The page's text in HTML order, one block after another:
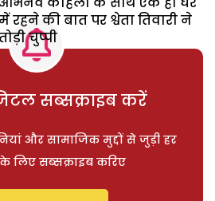
रहने की बात पर श्वेता तिवारी ने
चुप्पी
सब्सक्राइब करें
और सामाजिक मुद्दों से जुड़ी हर
लिए सब्सक्राइब करिए